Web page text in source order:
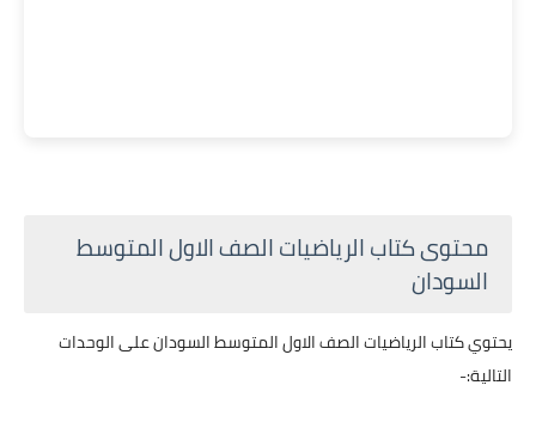
محتوى كتاب الرياضيات الصف الاول المتوسط
السودان
يحتوي كتاب الرياضيات الصف الاول المتوسط السودان على الوحدات
التالية:-